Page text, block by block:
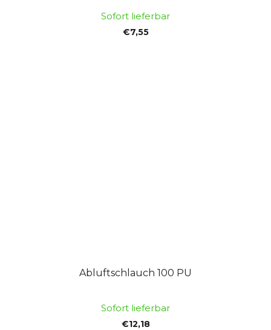
Sofort lieferbar
€7,55
Abluftschlauch 100 PU
Sofort lieferbar
€12,18